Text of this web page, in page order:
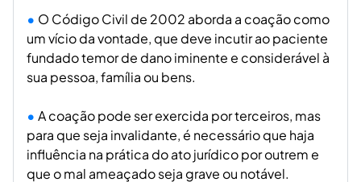
um vício da vontade, que deve incutir ao paciente
fundado temor de dano iminente e considerável à
sua pessoa, família ou bens.
para que seja invalidante, é necessário que haja
influência na prática do ato jurídico por outrem e
que o mal ameaçado seja grave ou notável.